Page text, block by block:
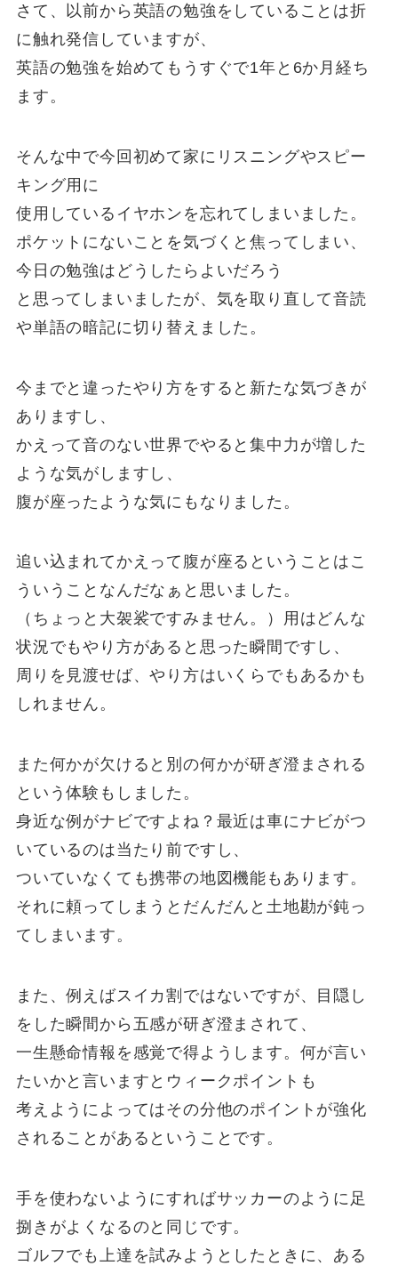
さて、以前から英語の勉強をしていることは折
に触れ発信していますが、
英語の勉強を始めてもうすぐで1年と6か月経ち
ます。
そんな中で今回初めて家にリスニングやスピー
キング用に
使用しているイヤホンを忘れてしまいました。
ポケットにないことを気づくと焦ってしまい、
今日の勉強はどうしたらよいだろう
と思ってしまいましたが、気を取り直して音読
や単語の暗記に切り替えました。
今までと違ったやり方をすると新たな気づきが
ありますし、
かえって音のない世界でやると集中力が増した
ような気がしますし、
腹が座ったような気にもなりました。
追い込まれてかえって腹が座るということはこ
ういうことなんだなぁと思いました。
（ちょっと大袈裟ですみません。）用はどんな
状況でもやり方があると思った瞬間ですし、
周りを見渡せば、やり方はいくらでもあるかも
しれません。
また何かが欠けると別の何かが研ぎ澄まされる
という体験もしました。
身近な例がナビですよね？最近は車にナビがつ
いているのは当たり前ですし、
ついていなくても携帯の地図機能もあります。
それに頼ってしまうとだんだんと土地勘が鈍っ
てしまいます。
また、例えばスイカ割ではないですが、目隠し
をした瞬間から五感が研ぎ澄まされて、
一生懸命情報を感覚で得ようします。何が言い
たいかと言いますとウィークポイントも
考えようによってはその分他のポイントが強化
されることがあるということです。
手を使わないようにすればサッカーのように足
捌きがよくなるのと同じです。
ゴルフでも上達を試みようとしたときに、ある